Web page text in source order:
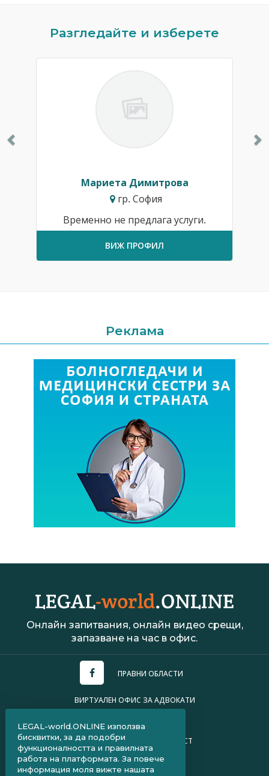
Разгледайте и изберете
Мариета Димитрова
гр. София
Временно не предлага услуги.
ВИЖ ПРОФИЛ
Реклама
Онлайн запитвания, онлайн видео срещи,
запазване на час в офис.
ПРАВНИ ОБЛАСТИ
ВИРТУАЛЕН ОФИС ЗА АДВОКАТИ
ПОЛИТИКА ЗА ПОВЕРИТЕЛНОСТ
ЧЗВ ЗА КЛИЕНТИ
LEGAL-world.ONLINE използва
бисквитки, за да подобри
функционалността и правилната
работа на платформата. За повече
информация моля вижте нашата